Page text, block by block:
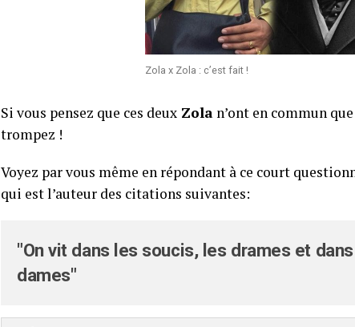
Zola x Zola : c’est fait !
Si vous pensez que ces deux Zola n’ont en commun
trompez !
Voyez par vous même en répondant à ce court
qui est l’auteur des citations suivantes:
"On vit dans les soucis, les drames et
dames"